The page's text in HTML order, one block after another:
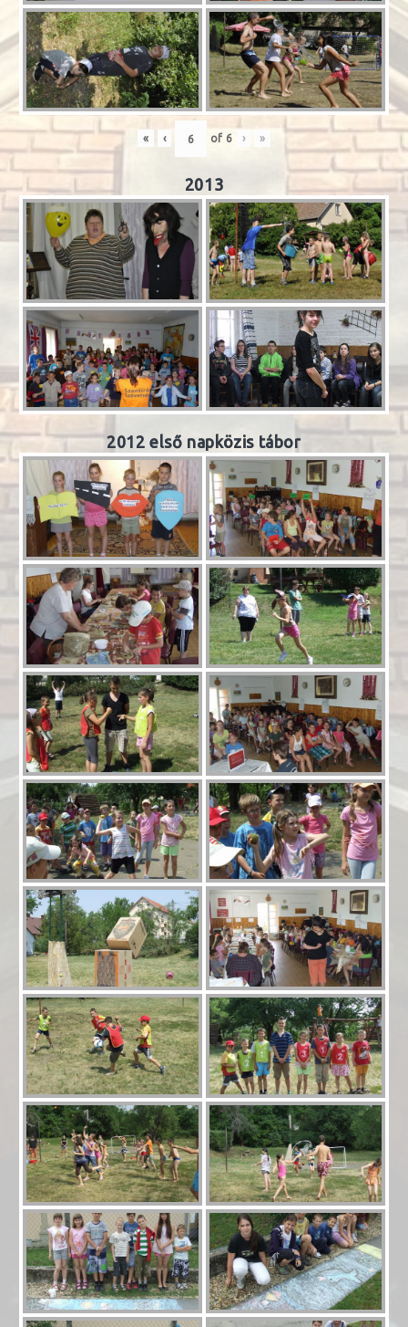
« ‹ of 6 › »
2013
2012 első napközis tábor